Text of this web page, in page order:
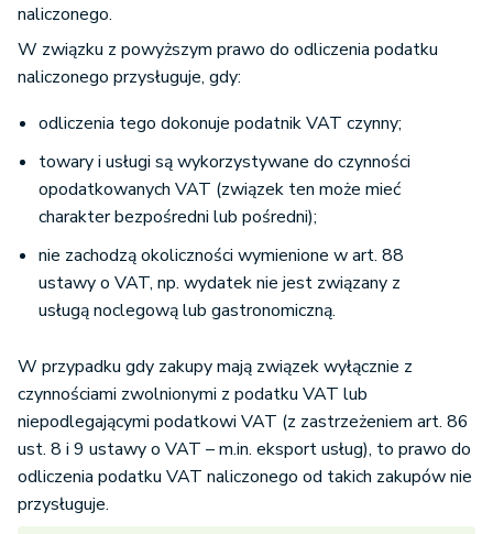
naliczonego.
W związku z powyższym prawo do odliczenia podatku
naliczonego przysługuje, gdy:
odliczenia tego dokonuje podatnik VAT czynny;
towary i usługi są wykorzystywane do czynności
opodatkowanych VAT (związek ten może mieć
charakter bezpośredni lub pośredni);
nie zachodzą okoliczności wymienione w art. 88
ustawy o VAT, np. wydatek nie jest związany z
usługą noclegową lub gastronomiczną.
W przypadku gdy zakupy mają związek wyłącznie z
czynnościami zwolnionymi z podatku VAT lub
niepodlegającymi podatkowi VAT (z zastrzeżeniem art. 86
ust. 8 i 9 ustawy o VAT – m.in. eksport usług), to prawo do
odliczenia podatku VAT naliczonego od takich zakupów nie
przysługuje.